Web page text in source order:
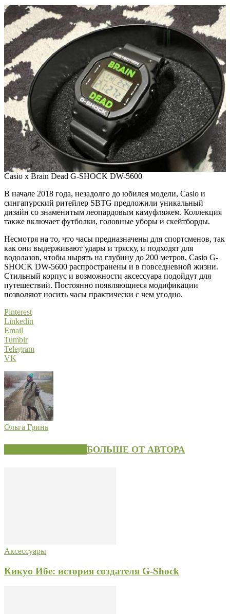
Casio x Brain Dead G-SHOCK DW-5600
В начале 2018 года, незадолго до юбилея модели, Casio и
сингапурский ритейлер SBTG предложили уникальный
дизайн со знаменитым леопардовым камуфляжем. Коллекция
также включает футболки, головные уборы и скейтборды.
Несмотря на то, что часы предназначены для спортсменов, так
как они выдерживают удары и тряску, и подходят для
водолазов, чтобы нырять на глубину до 200 метров, Casio G-
SHOCK DW-5600 распространены и в повседневной жизни.
Стильный корпус и возможности аксессуара подойдут для
путешествий. Постоянно появляющиеся модификации
позволяют носить часы практически с чем угодно.
Pinterest
Linkedin
Email
Tumblr
Telegram
VK
Ольга Гринь
БОЛЬШЕ ОТ АВТОРА
Аксессуары
Кикуо Ибе: история создателя G-Shock